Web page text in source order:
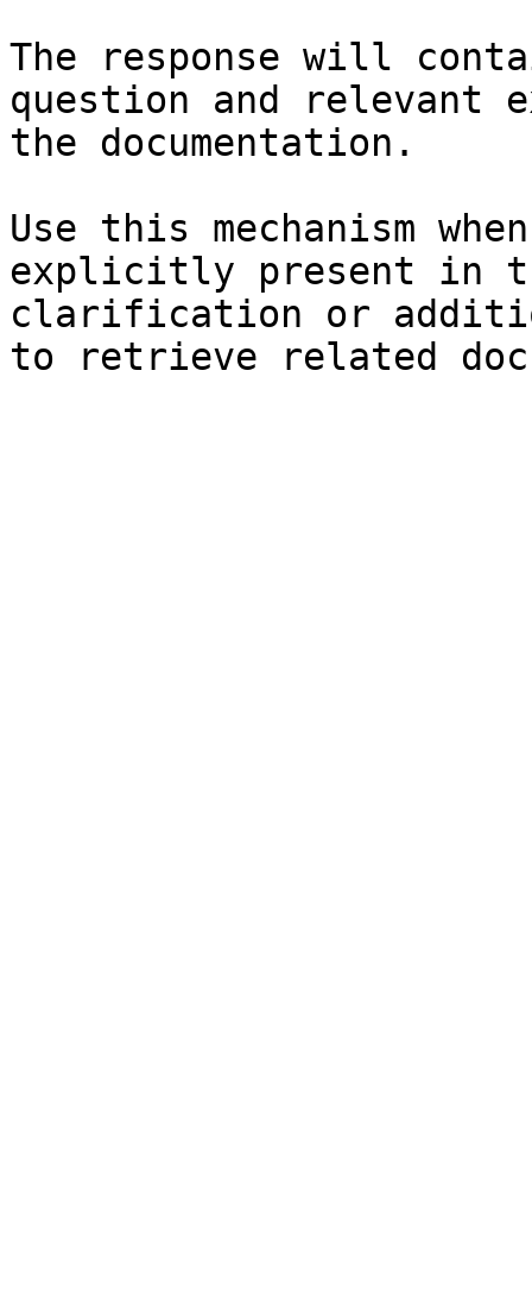
The response will
question and relevant
the documentation.
Use this mechanism
explicitly present in
clarification or